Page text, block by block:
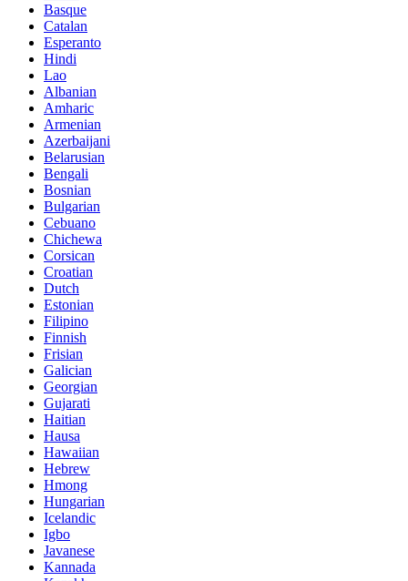
Basque
Catalan
Esperanto
Hindi
Lao
Albanian
Amharic
Armenian
Azerbaijani
Belarusian
Bengali
Bosnian
Bulgarian
Cebuano
Chichewa
Corsican
Croatian
Dutch
Estonian
Filipino
Finnish
Frisian
Galician
Georgian
Gujarati
Haitian
Hausa
Hawaiian
Hebrew
Hmong
Hungarian
Icelandic
Igbo
Javanese
Kannada